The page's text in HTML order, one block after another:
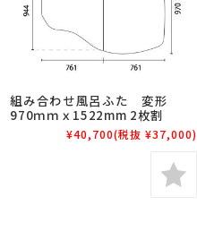
組み合わせ風呂ふた 変形
970ｍｍｘ1522mm 2枚割
¥40,700(税抜 ¥37,000)